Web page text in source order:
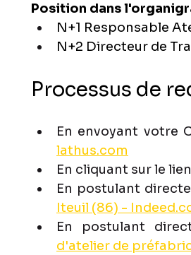
Position dans
N+1 Responsable
N+2 Directeur de
Processus de
En envoyant votre
lathus.com
En cliquant sur le
En postulant
Iteuil (86) -
En postulant
d'atelier de